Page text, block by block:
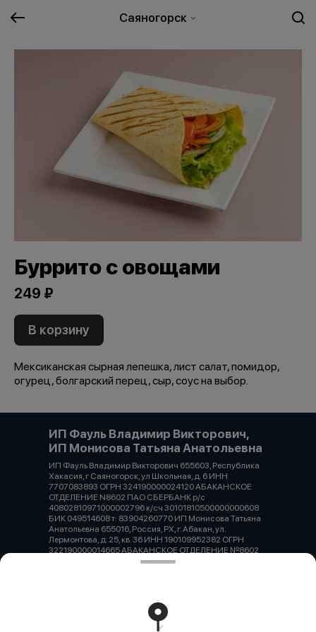
Саяногорск
Буррито с овощами
249 ₽
В корзину
Мексиканская сырная лепешка, лист салат, помидор,
огурец, болгарский перец, сыр, соус на выбор.
ИП Фауль Владимир Викторович,
ИП Монисова Татьяна Анатольевна
ИП Фауль Владимир Викторович 655603, Республика
Хакасия, г Саяногорск, ул Школьная, д. 6 ИНН
7707083893 ОГРН 324190000024120 АБАКАНСКОЕ
ОТДЕЛЕНИЕ N8602 ПАО СБЕРБАНК р/с
40802810971000002796 к/сч 30101810500000000608
БИК 049514608 т: 83904260770 ИП Монисова Татьяна
Анатольевна 655016, Россия, РХ, г. Абакан, ул.
Лермонтова, д. 25, кв. 36 ИНН 190109952382 ОГРН
322190000014665 АБАКАНСКОЕ ОТДЕЛЕНИЕ №8602
ПАО СБЕРБАНК р/с 40802810971000012634 к/сч